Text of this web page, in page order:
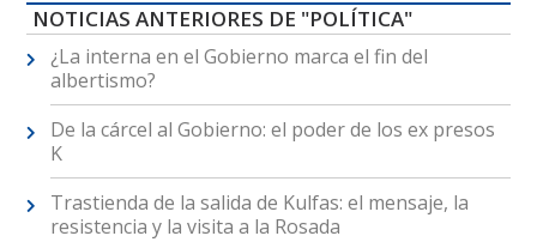
NOTICIAS ANTERIORES DE "POLÍTICA"
¿La interna en el Gobierno marca el fin del
albertismo?
De la cárcel al Gobierno: el poder de los ex presos
K
Trastienda de la salida de Kulfas: el mensaje, la
resistencia y la visita a la Rosada